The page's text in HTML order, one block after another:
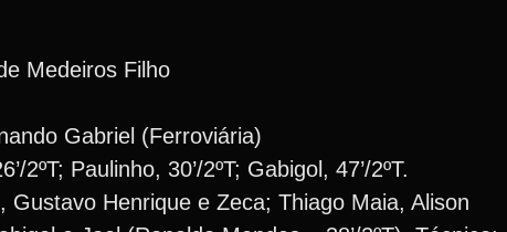
Medeiros Filho
Gabriel (Ferroviária)
2ºT; Paulinho, 30’/2ºT; Gabigol, 47’/2ºT.
Henrique e Zeca; Thiago Maia, Alison